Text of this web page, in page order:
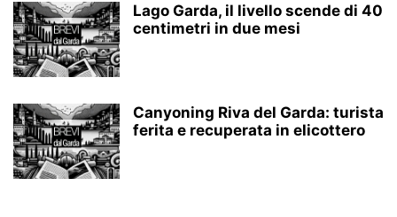
Lago Garda, il livello scende di 40
centimetri in due mesi
Canyoning Riva del Garda: turista
ferita e recuperata in elicottero